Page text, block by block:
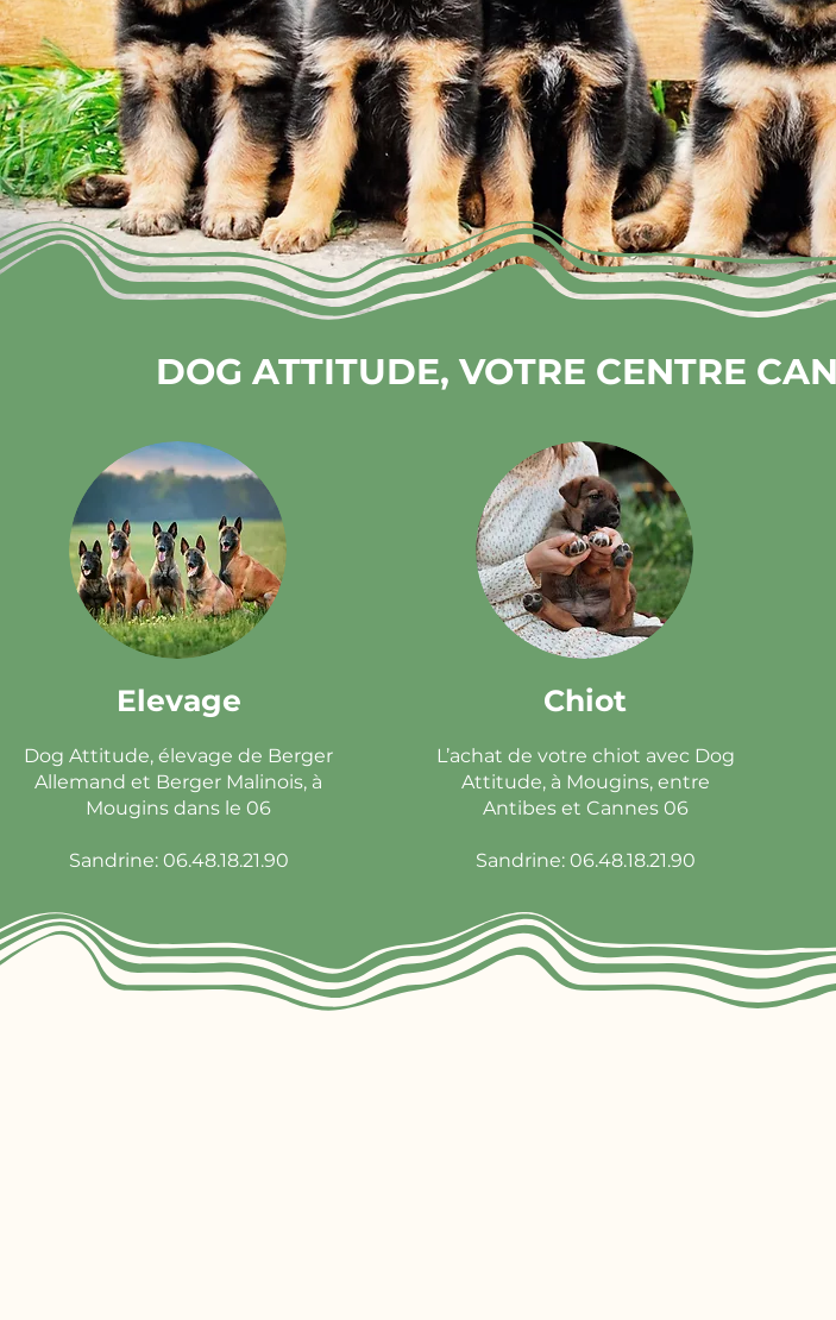
DOG ATTITUDE, VOTRE CENTRE
Elevage
Dog Attitude, élevage de Berger
Allemand et Berger Malinois, à
Mougins dans le 06
Sandrine: 06.48.18.21.90
Chiot
L’achat de votre chiot avec Dog
Attitude, à Mougins, entre
Antibes et Cannes 06
Sandrine: 06.48.18.21.90